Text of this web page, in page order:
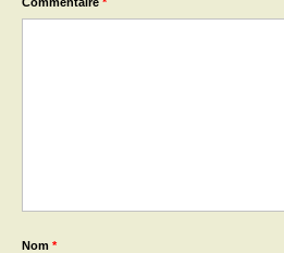
Nom *